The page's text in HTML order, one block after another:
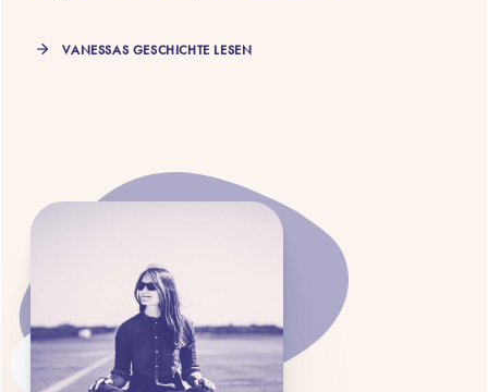
VANESSAS GESCHICHTE LESEN